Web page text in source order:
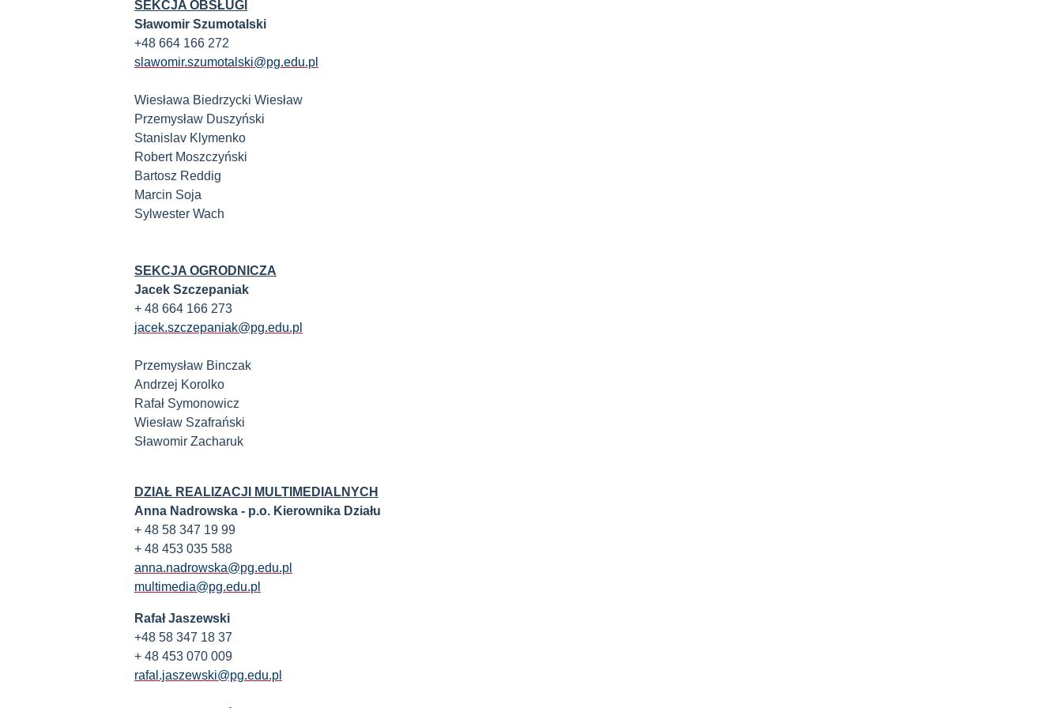
SEKCJA OBSŁUGI
Sławomir Szumotalski
+48 664 166 272
slawomir.szumotalski@pg.edu.pl
Wiesława Biedrzycki Wiesław
Przemysław Duszyński
Stanislav Klymenko
Robert Moszczyński
Bartosz Reddig
Marcin Soja
Sylwester Wach
SEKCJA OGRODNICZA
Jacek Szczepaniak
+ 48 664 166 273
jacek.szczepaniak@pg.edu.pl
Przemysław Binczak
Andrzej Korolko
Rafał Symonowicz
Wiesław Szafrański
Sławomir Zacharuk
DZIAŁ REALIZACJI MULTIMEDIALNYCH
Anna Nadrowska - p.o. Kierownika Działu
+ 48 58 347 19 99
+ 48 453 035 588
anna.nadrowska@pg.edu.pl
multimedia@pg.edu.pl
Rafał Jaszewski
+48 58 347 18 37
+ 48 453 070 009
rafal.jaszewski@pg.edu.pl